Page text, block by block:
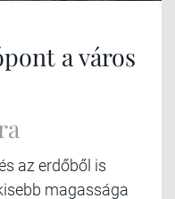
a város
az erdőből is
magassága